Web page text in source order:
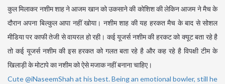
कुल मिलाकर नशीम शाह ने आजम खान को उकसाने की कोशिश की लेकिन आजम ने मैच के
दौरान अपना बिल्कुल आपा नहीं खोया। नशीम शाह की यह हरकत मैच के बाद से सोशल
मीडिया पर काफी तेजी से वायरल हो रही। कई यूजर्स नशीम की हरकट को क्यूट बता रहे है
तो कई यूजर्स नशीम की इस हरकत को गलत बता रहे है और कह रहे है विपक्षी टीम के
खिलाड़ी के मोटापे का नशीम को ऐसे मजाक नहीं बनाना चाहिए।
Cute @iNaseemShah at his best. Being an emotional bowler, still he